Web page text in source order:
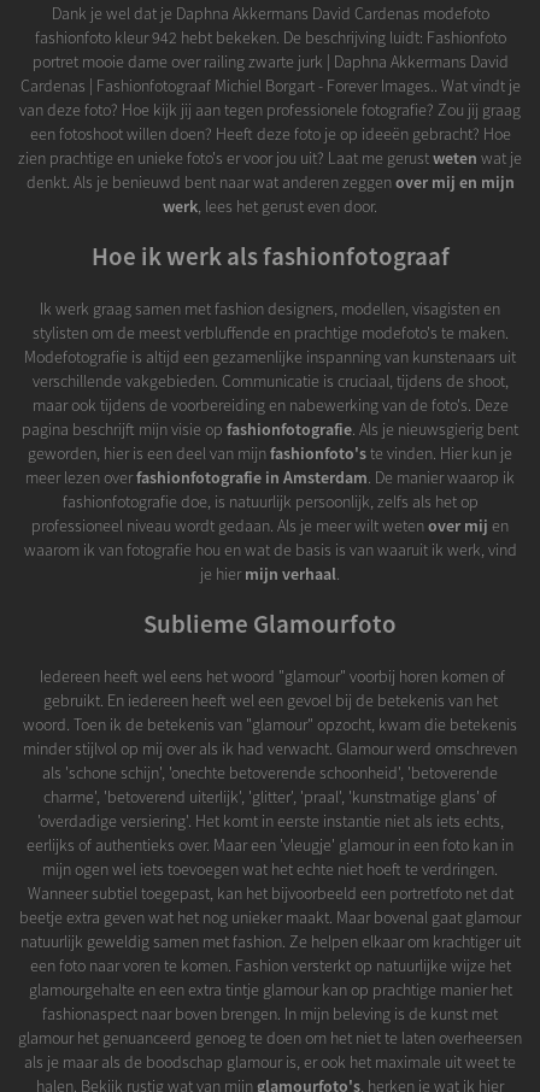
Dank je wel dat je Daphna Akkermans David Cardenas modefoto
fashionfoto kleur 942 hebt bekeken. De beschrijving luidt: Fashionfoto
portret mooie dame over railing zwarte jurk | Daphna Akkermans David
Cardenas | Fashionfotograaf Michiel Borgart - Forever Images.. Wat vindt je
van deze foto? Hoe kijk jij aan tegen professionele fotografie? Zou jij graag
een fotoshoot willen doen? Heeft deze foto je op ideeën gebracht? Hoe
zien prachtige en unieke foto's er voor jou uit? Laat me gerustweten wat je
denkt. Als je benieuwd bent naar wat anderen zeggenover mij en mijn
werk, lees het gerust even door.
Hoe ik werk als fashionfotograaf
Ik werk graag samen met fashion designers, modellen, visagisten en
stylisten om de meest verbluffende en prachtige modefoto's te maken.
Modefotografie is altijd een gezamenlijke inspanning van kunstenaars uit
verschillende vakgebieden. Communicatie is cruciaal, tijdens de shoot,
maar ook tijdens de voorbereiding en nabewerking van de foto's. Deze
pagina beschrijft mijn visie op fashionfotografie. Als je nieuwsgierig bent
geworden, hier is een deel van mijnfashionfoto'ste vinden. Hier kun je
meer lezen overfashionfotografie in Amsterdam. De manier waarop ik
fashionfotografie doe, is natuurlijk persoonlijk, zelfs als het op
professioneel niveau wordt gedaan. Als je meer wilt wetenover mij en
waarom ik van fotografie hou en wat de basis is van waaruit ik werk, vind
je hiermijn verhaal.
Sublieme Glamourfoto
Iedereen heeft wel eens het woord "glamour" voorbij horen komen of
gebruikt. En iedereen heeft wel een gevoel bij de betekenis van het
woord. Toen ik de betekenis van "glamour" opzocht, kwam die betekenis
minder stijlvol op mij over als ik had verwacht. Glamour werd omschreven
als 'schone schijn', 'onechte betoverende schoonheid', 'betoverende
charme', 'betoverend uiterlijk', 'glitter', 'praal', 'kunstmatige glans' of
'overdadige versiering'. Het komt in eerste instantie niet als iets echts,
eerlijks of authentieks over. Maar een 'vleugje' glamour in een foto kan in
mijn ogen wel iets toevoegen wat het echte niet hoeft te verdringen.
Wanneer subtiel toegepast, kan het bijvoorbeeld een portretfoto net dat
beetje extra geven wat het nog unieker maakt. Maar bovenal gaat glamour
natuurlijk geweldig samen met fashion. Ze helpen elkaar om krachtiger uit
een foto naar voren te komen. Fashion versterkt op natuurlijke wijze het
glamourgehalte en een extra tintje glamour kan op prachtige manier het
fashionaspect naar boven brengen. In mijn beleving is de kunst met
glamour het genuanceerd genoeg te doen om het niet te laten overheersen
als je maar als de boodschap glamour is, er ook het maximale uit weet te
halen. Bekijk rustig wat van mijn glamourfoto's , herken je wat ik hier